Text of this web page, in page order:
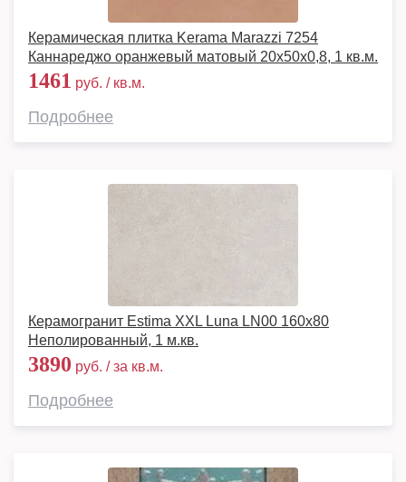
Керамическая плитка Kerama Marazzi 7254
Каннареджо оранжевый матовый 20x50x0,8, 1 кв.м.
1461 руб. / кв.м.
Подробнее
Керамогранит Estima XXL Luna LN00 160x80
Неполированный, 1 м.кв.
3890 руб. / за кв.м.
Подробнее